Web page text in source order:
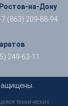
Ростов-на-Дону
(863) 209-88-94
249-63-11
технических